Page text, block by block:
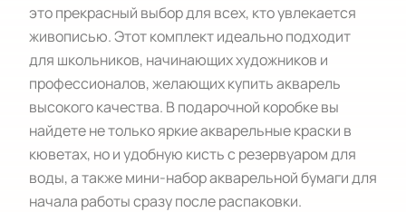
это прекрасный выбор для всех, кто увлекается
живописью. Этот комплект идеально подходит
для школьников, начинающих художников и
профессионалов, желающих купить акварель
высокого качества. В подарочной коробке вы
найдете не только яркие акварельные краски в
кюветах, но и удобную кисть с резервуаром для
воды, а также мини-набор акварельной бумаги для
начала работы сразу после распаковки.